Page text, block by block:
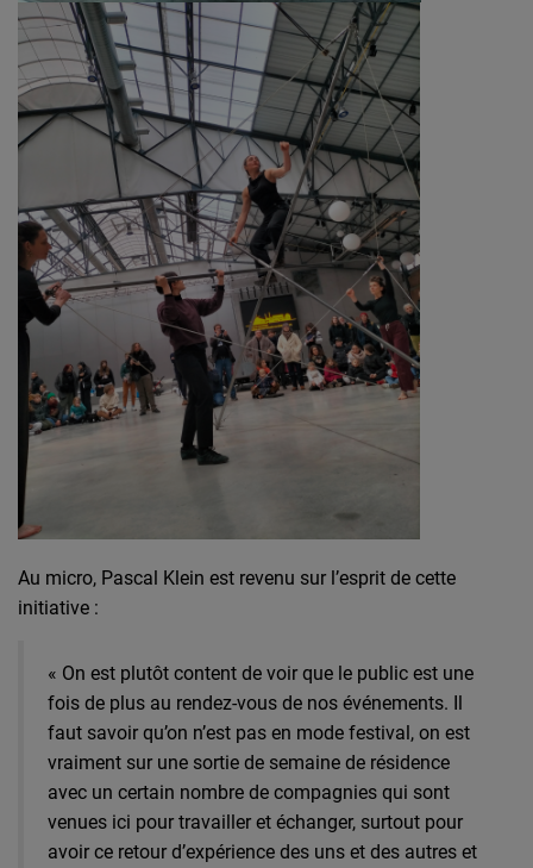
Au micro, Pascal Klein est revenu sur l’esprit de cette
initiative :
« On est plutôt content de voir que le public est une
fois de plus au rendez-vous de nos événements. Il
faut savoir qu’on n’est pas en mode festival, on est
vraiment sur une sortie de semaine de résidence
avec un certain nombre de compagnies qui sont
venues ici pour travailler et échanger, surtout pour
avoir ce retour d’expérience des uns et des autres et